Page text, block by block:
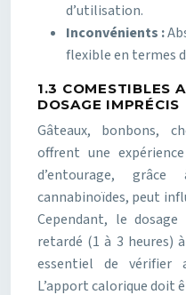
d’utilisation.
Inconvénients :
flexible en termes
1.3 COMESTIBLES
DOSAGE IMPRÉCIS
Gâteaux, bonbons,
offrent une
d’entourage,
cannabinoïdes, peut
Cependant, le
retardé (1 à 3 heures)
essentiel de vérifier
L’apport calorique doit